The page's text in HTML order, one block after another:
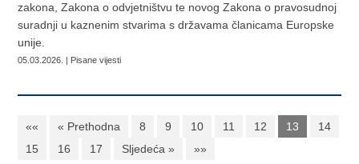
zakona, Zakona o odvjetništvu te novog Zakona o pravosudnoj
suradnji u kaznenim stvarima s državama članicama Europske
unije.
05.03.2026. | Pisane vijesti
«« « Prethodna 8 9 10 11 12 13
14
15
16 17 Sljedeća » »»